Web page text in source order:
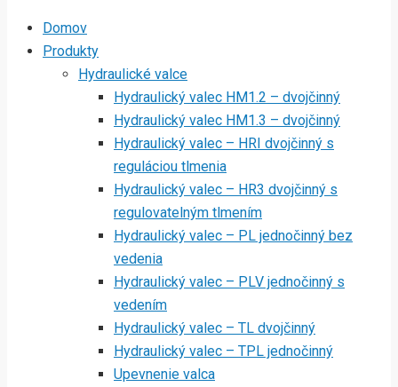
Domov
Produkty
Hydraulické valce
Hydraulický valec HM1.2 – dvojčinný
Hydraulický valec HM1.3 – dvojčinný
Hydraulický valec – HRI dvojčinný s
reguláciou tlmenia
Hydraulický valec – HR3 dvojčinný s
regulovatelným tlmením
Hydraulický valec – PL jednočinný bez
vedenia
Hydraulický valec – PLV jednočinný s
vedením
Hydraulický valec – TL dvojčinný
Hydraulický valec – TPL jednočinný
Upevnenie valca